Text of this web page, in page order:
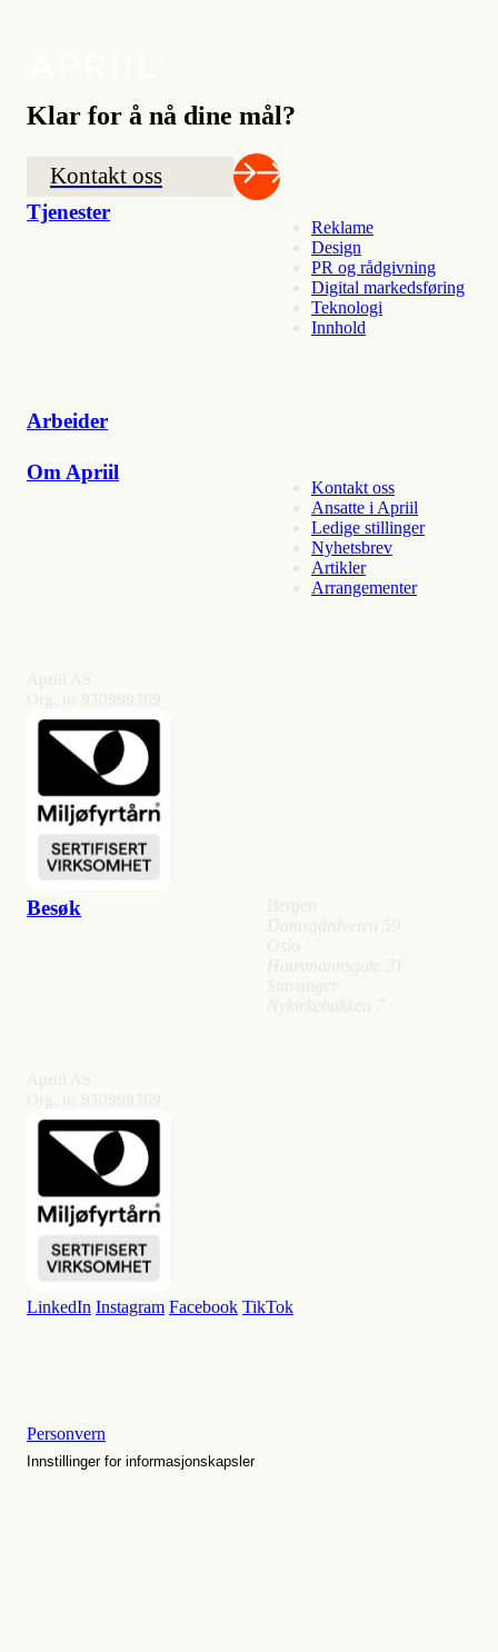
Klar for å nå dine mål?
Kontakt oss
Tjenester
Reklame
Design
PR og rådgivning
Digital markedsføring
Teknologi
Innhold
Arbeider
Besøk
Om Apriil
Kontakt oss
Ansatte i Apriil
Ledige stillinger
Nyhetsbrev
Artikler
Arrangementer
LinkedIn Instagram Facebook TikTok
Personvern
Innstillinger for informasjonskapsler